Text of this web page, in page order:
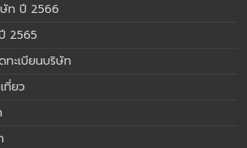
ษัท ปี 2566
2565
ทะเบียนบริษัท
ที่ยว